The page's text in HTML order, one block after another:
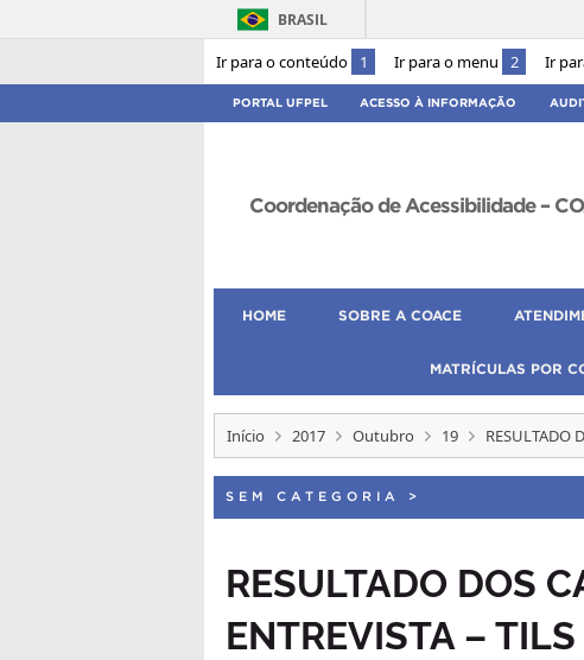
Ir para o conteúdo 1 Ir para o menu 2 Ir
BRASIL
PORTAL UFPEL ACESSO À INFORMAÇÃO
Coordenação de Acessibilidade –
HOME SOBRE A COACE
MATRÍCULAS POR
Início 2017 Outubro 19 RESULTADO
SEM CATEGORIA >
RESULTADO DOS
ENTREVISTA –